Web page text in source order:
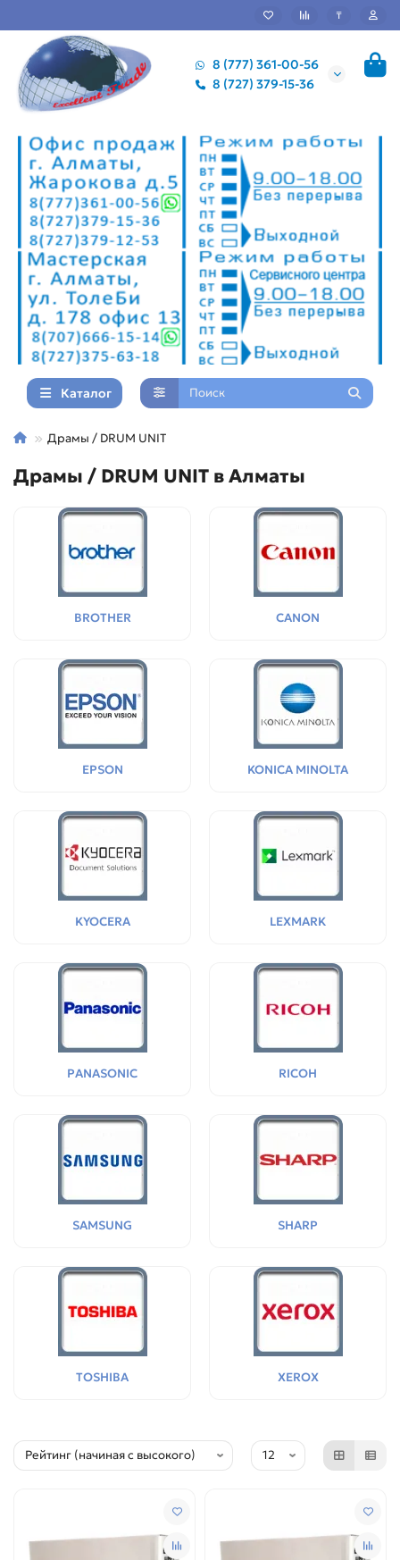
₸
8 (777) 361-00-56
8 (727) 379-15-36
Каталог
Драмы / DRUM UNIT
Драмы / DRUM UNIT в Алматы
BROTHER CANON
EPSON KONICA MINOLTA
KYOCERA LEXMARK
PANASONIC RICOH
SAMSUNG SHARP
TOSHIBA XEROX